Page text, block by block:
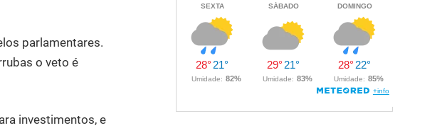
parlamentares.
o veto é
investimentos, e